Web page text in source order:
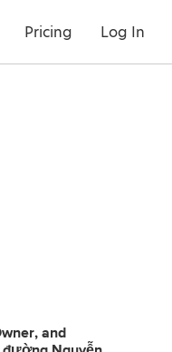
Pricing Log In
, and